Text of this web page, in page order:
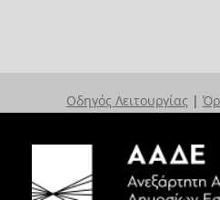
Οδηγός Λειτουργίας |